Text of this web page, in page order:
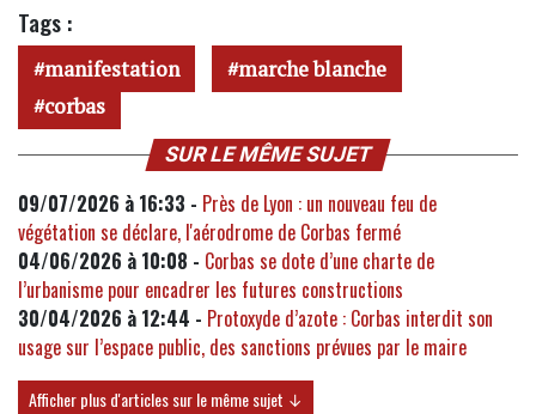
Tags :
manifestation
marche blanche
corbas
SUR LE MÊME SUJET
09/07/2026 à 16:33 - Près de Lyon : un nouveau feu de
végétation se déclare, l'aérodrome de Corbas fermé
04/06/2026 à 10:08 - Corbas se dote d’une charte de
l’urbanisme pour encadrer les futures constructions
30/04/2026 à 12:44 - Protoxyde d’azote : Corbas interdit son
usage sur l’espace public, des sanctions prévues par le maire
Afficher plus d'articles sur le même sujet ↓